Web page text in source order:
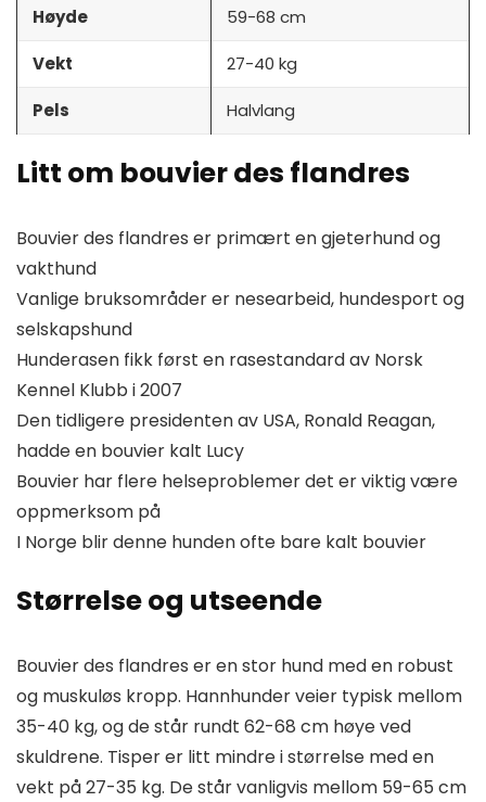
Høyde 59-68 cm
Vekt 27-40 kg
Pels Halvlang
Litt om bouvier des flandres
Bouvier des flandres er primært en gjeterhund og
vakthund
Vanlige bruksområder er nesearbeid, hundesport og
selskapshund
Hunderasen fikk først en rasestandard av Norsk
Kennel Klubb i 2007
Den tidligere presidenten av USA, Ronald Reagan,
hadde en bouvier kalt Lucy
Bouvier har flere helseproblemer det er viktig være
oppmerksom på
I Norge blir denne hunden ofte bare kalt bouvier
Størrelse og utseende
Bouvier des flandres er en stor hund med en robust
og muskuløs kropp. Hannhunder veier typisk mellom
35-40 kg, og de står rundt 62-68 cm høye ved
skuldrene. Tisper er litt mindre i størrelse med en
vekt på 27-35 kg. De står vanligvis mellom 59-65 cm